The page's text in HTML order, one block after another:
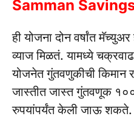
Samman
ही योजना दोन वर्षांत
व्याज मिळतं. यामध्ये
योजनेत गुंतवणुकीची
जास्तीत जास्त गुंतवणूक
रुपयांपर्यंत केली जाऊ शकते.